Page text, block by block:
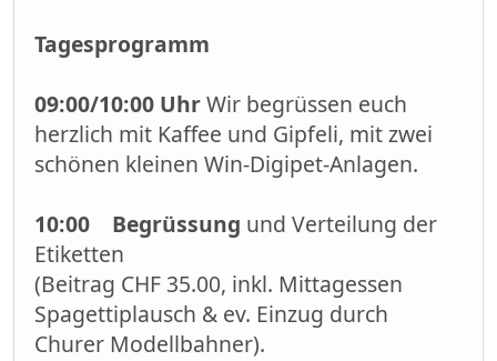
Tagesprogramm
09:00/10:00 UhrWir begrüssen euch
herzlich mit Kaffee und Gipfeli, mit zwei
schönen kleinen Win-Digipet-Anlagen.
10:00 Begrüssung und Verteilung der
Etiketten
(Beitrag CHF 35.00, inkl. Mittagessen
Spagettiplausch & ev. Einzug durch
Churer Modellbahner).